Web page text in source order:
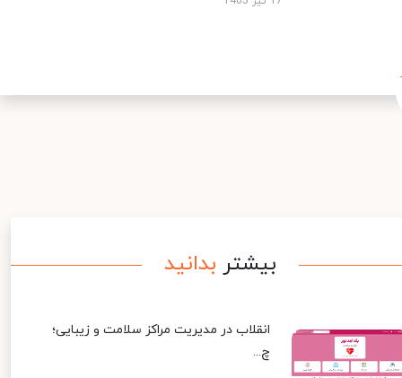
بیشتر بدانید
انقلاب در مدیریت مراکز سلامت و زیبایی؛
چ...